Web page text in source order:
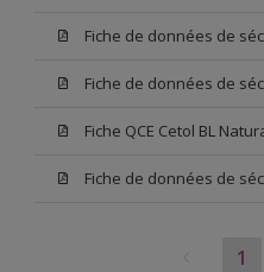
Fiche QCE Cetol BL
1